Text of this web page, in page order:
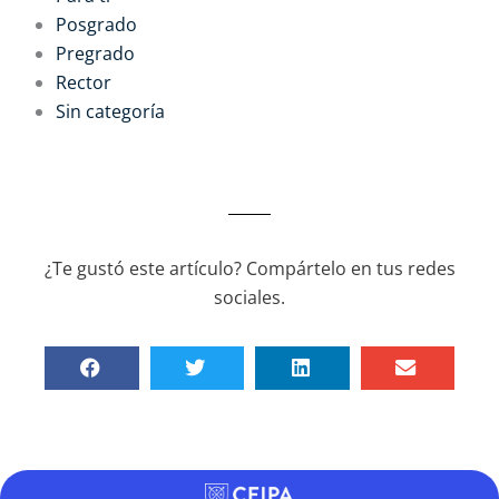
Posgrado
Pregrado
Rector
Sin categoría
¿Te gustó este artículo? Compártelo en tus redes
sociales.